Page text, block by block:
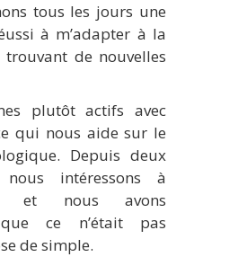
tous les jours une
à m’adapter à la
de nouvelles
plutôt actifs avec
qui nous aide sur le
Depuis deux
intéressons à
et nous avons
ce n’était pas
de simple.